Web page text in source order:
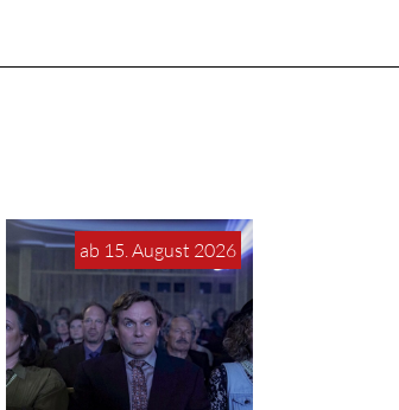
ab 15. August 2026